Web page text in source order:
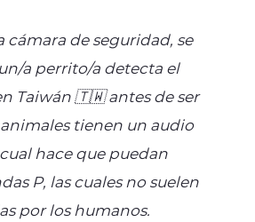
cámara de seguridad, se
a perrito/a detecta el
Taiwán 🇹🇼 antes de ser
tienen un audio
hace que puedan
P, las cuales no suelen
por los humanos.